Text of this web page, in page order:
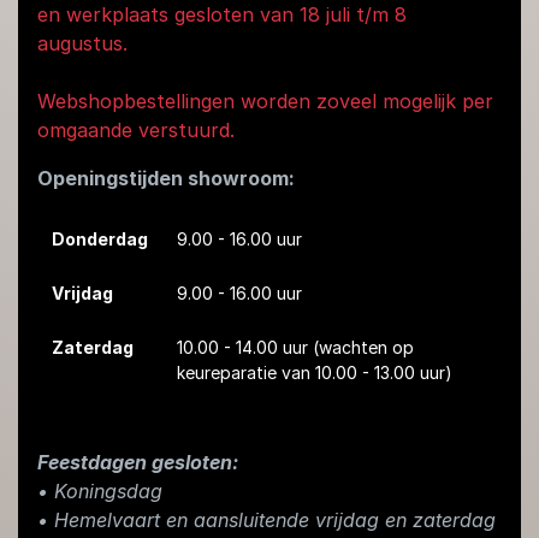
en werkplaats gesloten van 18 juli t/m 8
augustus.
Webshopbestellingen worden zoveel mogelijk per
omgaande verstuurd.
Openingstijden showroom:
Donderdag 9.00 - 16.00 uur
Vrijdag 9.00 - 16.00 uur
Zaterdag 10.00 - 14.00 uur (wachten op
keureparatie van 10.00 - 13.00 uur)
Feestdagen gesloten:
• Koningsdag
​• Hemelvaart en aansluitende vrijdag en zaterdag